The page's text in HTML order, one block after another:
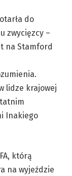
do
zwycięzcy –
na Stamford
lidze krajowej
Inakiego
którą
na wyjeździe